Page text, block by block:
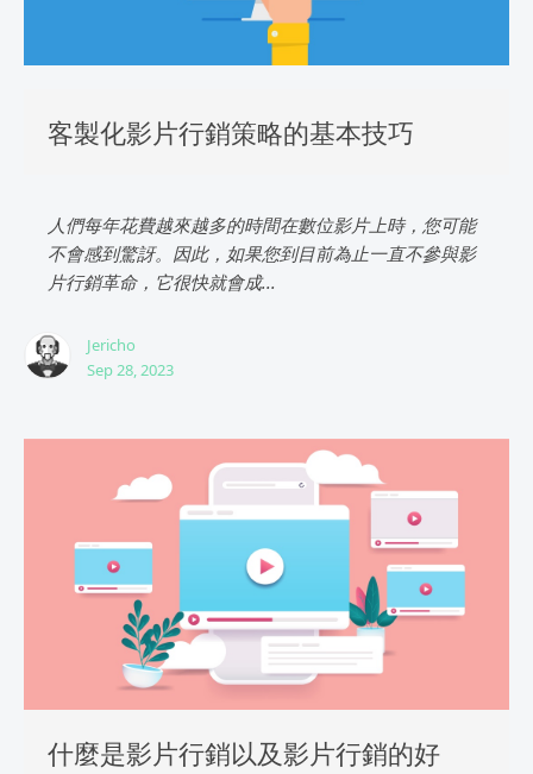
客製化影片行銷策略的基本技巧
人們每年花費越來越多的時間在數位影片上時，您可能
不會感到驚訝。因此，如果您到目前為止一直不參與影
片行銷革命，它很快就會成...
Jericho
Sep 28, 2023
什麼是影片行銷以及影片行銷的好